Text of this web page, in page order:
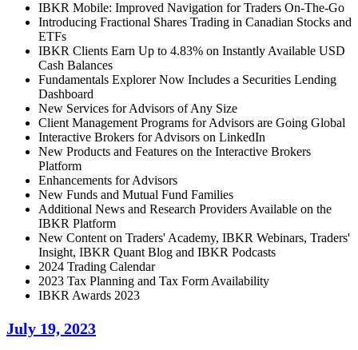
IBKR Mobile: Improved Navigation for Traders On-The-Go
Introducing Fractional Shares Trading in Canadian Stocks and
ETFs
IBKR Clients Earn Up to 4.83% on Instantly Available USD
Cash Balances
Fundamentals Explorer Now Includes a Securities Lending
Dashboard
New Services for Advisors of Any Size
Client Management Programs for Advisors are Going Global
Interactive Brokers for Advisors on LinkedIn
New Products and Features on the Interactive Brokers
Platform
Enhancements for Advisors
New Funds and Mutual Fund Families
Additional News and Research Providers Available on the
IBKR Platform
New Content on Traders' Academy, IBKR Webinars, Traders'
Insight, IBKR Quant Blog and IBKR Podcasts
2024 Trading Calendar
2023 Tax Planning and Tax Form Availability
IBKR Awards 2023
July 19, 2023